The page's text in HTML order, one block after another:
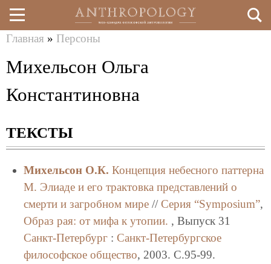
Перейти
к
здесь
Главная » Персоны
Михельсон Ольга
Константиновна
ТЕКСТЫ
Михельсон О.К. Концепция небесного паттерна
М. Элиаде и его трактовка представлений о
смерти и загробном мире// Серия “Symposium”,
Образ рая: от мифа к утопии. , Выпуск 31
Санкт-Петербург: Санкт-Петербургское
философское общество, 2003. C.95-99.